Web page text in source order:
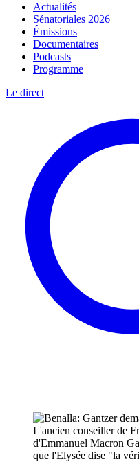
Actualités
Sénatoriales 2026
Émissions
Documentaires
Podcasts
Programme
Le direct
L'ancien conseiller de
d'Emmanuel Macron
que l'Elysée dise "la